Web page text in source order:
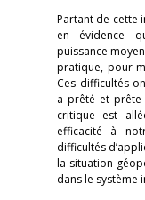
Partant de cette
en évidence
puissance
pratique, pour
Ces difficultés
a prêté et prête
critique est
efficacité à
difficultés
la situation
dans le système